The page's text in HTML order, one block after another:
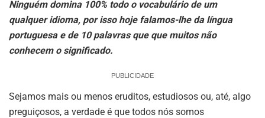
Ninguém domina 100% todo o vocabulário de um
qualquer idioma, por isso hoje falamos-lhe da língua
portuguesa e de 10 palavras que que muitos não
conhecem o significado.
PUBLICIDADE
Sejamos mais ou menos eruditos, estudiosos ou, até, algo
preguiçosos, a verdade é que todos nós somos